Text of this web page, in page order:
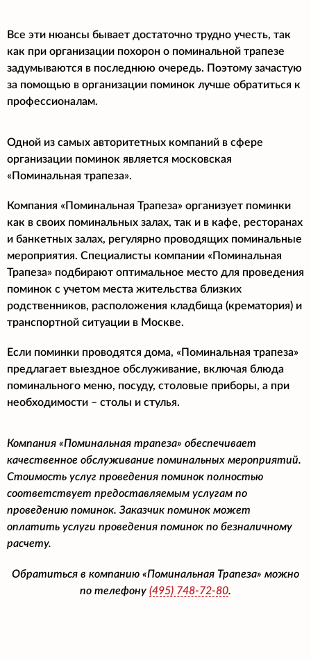
Все эти нюансы бывает достаточно трудно учесть, так
как при организации похорон о поминальной трапезе
задумываются в последнюю очередь. Поэтому зачастую
за помощью в организации поминок лучше обратиться к
профессионалам.
Одной из самых авторитетных компаний в сфере
организации поминок является московская
«Поминальная трапеза».
Компания «Поминальная Трапеза» организует поминки
как в своих поминальных залах, так и в кафе, ресторанах
и банкетных залах, регулярно проводящих поминальные
мероприятия. Специалисты компании «Поминальная
Трапеза» подбирают оптимальное место для проведения
поминок с учетом места жительства близких
родственников, расположения кладбища (крематория) и
транспортной ситуации в Москве.
Если поминки проводятся дома, «Поминальная трапеза»
предлагает выездное обслуживание, включая блюда
поминального меню, посуду, столовые приборы, а при
необходимости – столы и стулья.
Компания «Поминальная трапеза» обеспечивает
качественное обслуживание поминальных мероприятий.
Стоимость услуг проведения поминок полностью
соответствует предоставляемым услугам по
проведению поминок. Заказчик поминок может
оплатить услуги проведения поминок по безналичному
расчету.
Обратиться в компанию «Поминальная Трапеза» можно
по телефону (495) 748-72-80.